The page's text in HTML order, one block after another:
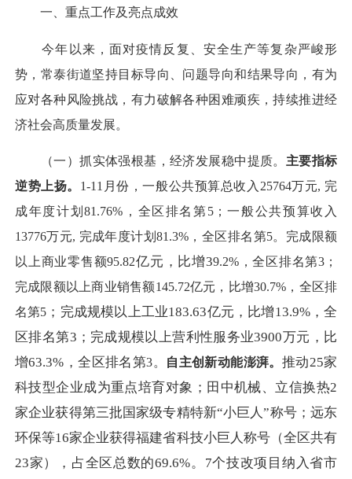
一、重点工作及亮点成效
今年以来，面对疫情反复、安全生产等复杂严峻形
势，常泰街道坚持目标导向、问题导向和结果导向，有为
应对各种风险挑战，有力破解各种困难顽疾，持续推进经
济社会高质量发展。
（一）抓实体强根基，经济发展稳中提质。 主要指标
逆势上扬。 1-11月份，一般公共预算总收入25764万元, 完
成年度计划81.76%，全区排名第5；一般公共预算收入
13776万元, 完成年度计划81.3%，全区排名第5。完成限额
以上商业零售额95.82亿元，比增39.2%，全区排名第3 ；
完成限额以上商业销售额145.72亿元，比增30.7%，全区排
名第5 ；完成规模以上工业183.63亿元，比增13.9%，全
区排名第3；完成规模以上营利性服务业3900万元，比
增63.3%，全区排名第3。 自主创新动能澎湃。 推动25家
科技型企业成为重点培育对象；田中机械、立信换热2
家企业获得第三批国家级专精特新“小巨人”称号；远东
环保等16家企业获得福建省科技小巨人称号（全区共有
23家），占全区总数的69.6%。7个技改项目纳入省市